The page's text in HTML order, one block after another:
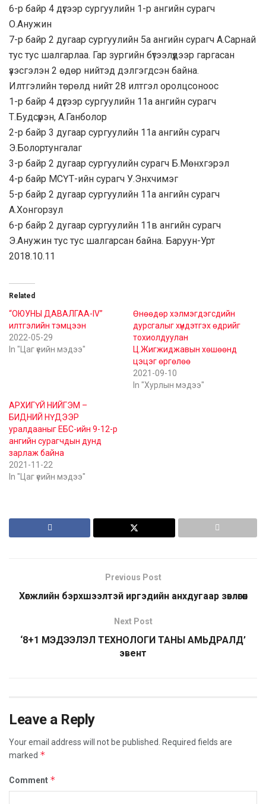
6-р байр 4 дүгээр сургуулийн 1-р ангийн сурагч
О.Анужин
7-р байр 2 дугаар сургуулийн 5а ангийн сурагч А.Сарнай
тус тус шалгарлаа. Гар зургийн бүтээлүүдээр гаргасан
үзэсгэлэн 2 өдөр нийтэд дэлгэгдсэн байна.
Илтгэлийн төрөлд нийт 28 илтгэл оролцсоноос
1-р байр 4 дүгээр сургуулийн 11а ангийн сурагч
Т.Будсүрэн, А.Ганболор
2-р байр 3 дугаар сургуулийн 11а ангийн сурагч
Э.Болортунгалаг
3-р байр 2 дугаар сургуулийн сурагч Б.Мөнхгэрэл
4-р байр МСҮТ-ийн сурагч У.Энхчимэг
5-р байр 2 дугаар сургуулийн 11а ангийн сурагч
А.Хонгорзул
6-р байр 2 дугаар сургуулийн 11в ангийн сурагч
Э.Анужин тус тус шалгарсан байна. Баруун-Урт
2018.10.11
Related
“ОЮУНЫ ДАВАЛГАА-IV”
илтгэлийн тэмцээн
2022-05-29
In "Цаг үеийн мэдээ"
Өнөөдөр хэлмэгдэгсдийн
дурсгалыг хүндэтгэх өдрийг
тохиолдуулан
Ц.Жигжиджавын хөшөөнд
цэцэг өргөлөө
2021-09-10
In "Хурлын мэдээ"
АРХИГҮЙ НИЙГЭМ –
БИДНИЙ НҮДЭЭР
уралдааныг ЕБС-ийн 9-12-р
ангийн сурагчдын дунд
зарлаж байна
2021-11-22
In "Цаг үеийн мэдээ"
Previous Post
Хөгжлийн бэрхшээлтэй иргэдийн анхдугаар зөвлөгөөн
Next Post
‘8+1 МЭДЭЭЛЭЛ ТЕХНОЛОГИ ТАНЫ АМЬДРАЛД’
эвент
Leave a Reply
Your email address will not be published.
Required fields are
marked *
Comment *